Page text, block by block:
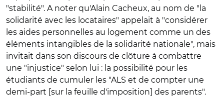
"stabilité". A noter qu'Alain Cacheux, au nom de "la
solidarité avec les locataires" appelait à "considérer
les aides personnelles au logement comme un des
éléments intangibles de la solidarité nationale", mais
invitait dans son discours de clôture à combattre
une "injustice" selon lui : la possibilité pour les
étudiants de cumuler les "ALS et de compter une
demi-part [sur la feuille d'imposition] des parents".